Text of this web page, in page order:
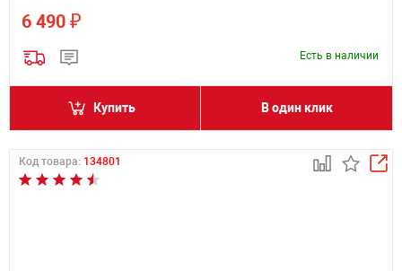
6 490 ₽
Есть в наличии
Купить В один клик
Код товара: 134801